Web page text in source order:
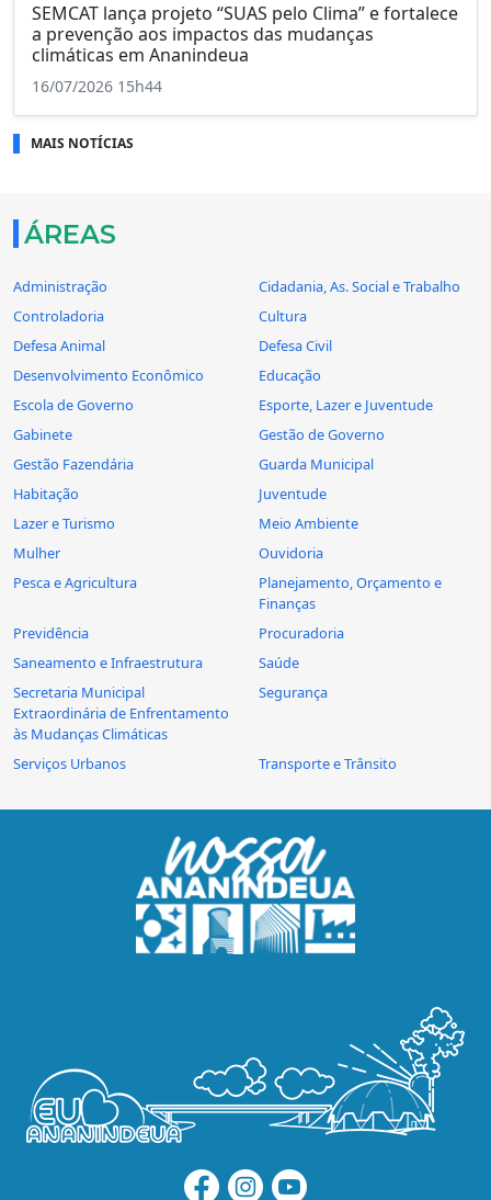
SEMCAT lança projeto “SUAS pelo Clima” e fortalece
a prevenção aos impactos das mudanças
climáticas em Ananindeua
16/07/2026 15h44
MAIS NOTÍCIAS
ÁREAS
Administração
Cidadania, As. Social e Trabalho
Controladoria
Cultura
Defesa Animal
Defesa Civil
Desenvolvimento Econômico
Educação
Escola de Governo
Esporte, Lazer e Juventude
Gabinete
Gestão de Governo
Gestão Fazendária
Guarda Municipal
Habitação
Juventude
Lazer e Turismo
Meio Ambiente
Mulher
Ouvidoria
Pesca e Agricultura
Planejamento, Orçamento e
Finanças
Previdência
Procuradoria
Saneamento e Infraestrutura
Saúde
Secretaria Municipal
Extraordinária de Enfrentamento
às Mudanças Climáticas
Segurança
Serviços Urbanos Transporte e Trânsito